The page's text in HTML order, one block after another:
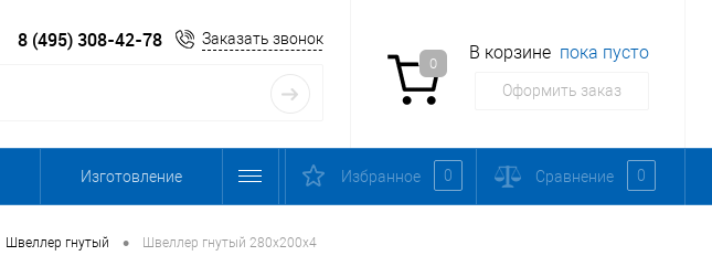
8 (495) 308-42-78 Заказать звонок
0
В корзине пока пусто
Оформить заказ
Изготовление Избранное 0 Сравнение 0
Швеллер гнутый • Швеллер гнутый 280х200х4